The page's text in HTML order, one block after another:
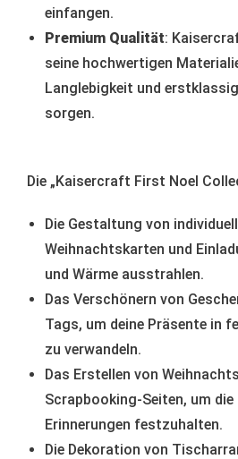
einfangen.
Premium Qualität:
seine hochwertigen
Langlebigkeit und
sorgen.
Die „Kaisercraft First Noel
Die Gestaltung von
Weihnachtskarten und
und Wärme ausstrahlen.
Das Verschönern von
Tags, um deine Präsente in
zu verwandeln.
Das Erstellen von
Scrapbooking-Seiten, um
Erinnerungen festzuhalten.
Die Dekoration von